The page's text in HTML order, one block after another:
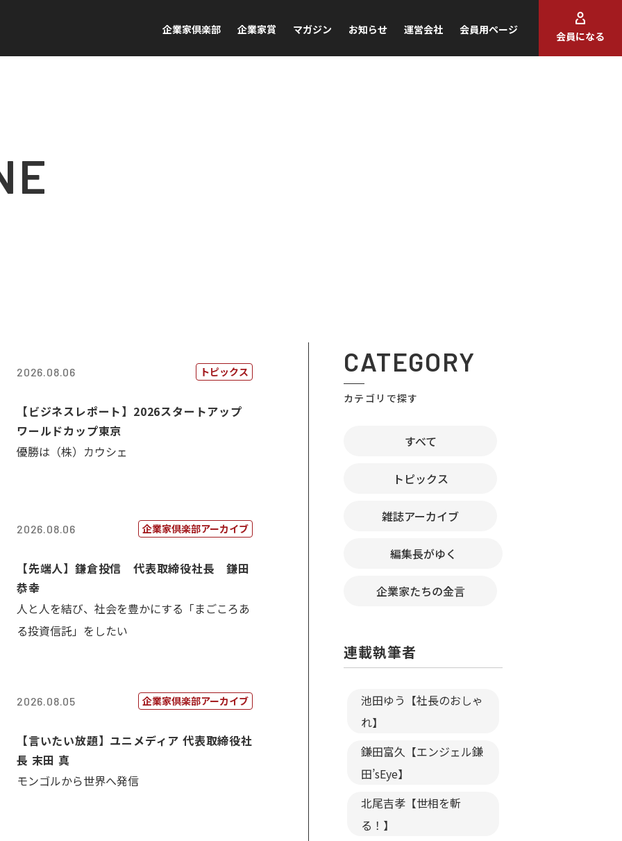
企業家倶楽部 企業家賞 マガジン お知らせ 運営会社 会員用ページ
会員になる
2026.08.06 トピックス
【ビジネスレポート】2026スタートアップ
ワールドカップ東京
優勝は（株）カウシェ
2026.08.06 企業家倶楽部アーカイブ
【先端人】鎌倉投信 代表取締役社長 鎌田
恭幸
人と人を結び、社会を豊かにする「まごころあ
る投資信託」をしたい
2026.08.05 企業家倶楽部アーカイブ
【言いたい放題】ユニメディア 代表取締役社
長 末田 真
モンゴルから世界へ発信
CATEGORY
カテゴリで探す
すべて
トピックス
雑誌アーカイブ
編集長がゆく
企業家たちの金言
連載執筆者
池田ゆう【社長のおしゃ
れ】
鎌田富久【エンジェル鎌
田’sEye】
北尾吉孝【世相を斬
る！】